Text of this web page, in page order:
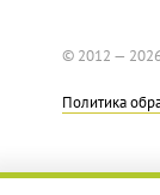
© 2012 —
Политика